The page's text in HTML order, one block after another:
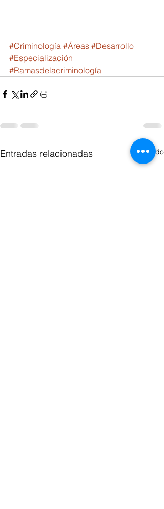
#Criminología #Áreas #Desarrollo
#Especialización
#Ramasdelacriminología
Entradas relacionadas Ver todo